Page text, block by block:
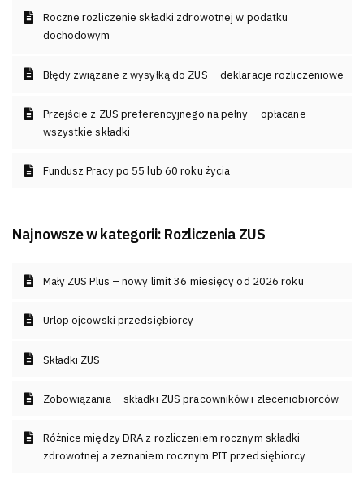
Roczne rozliczenie składki zdrowotnej w podatku
dochodowym
Błędy związane z wysyłką do ZUS – deklaracje rozliczeniowe
Przejście z ZUS preferencyjnego na pełny – opłacane
wszystkie składki
Fundusz Pracy po 55 lub 60 roku życia
Najnowsze w kategorii: Rozliczenia ZUS
Mały ZUS Plus – nowy limit 36 miesięcy od 2026 roku
Urlop ojcowski przedsiębiorcy
Składki ZUS
Zobowiązania – składki ZUS pracowników i zleceniobiorców
Różnice między DRA z rozliczeniem rocznym składki
zdrowotnej a zeznaniem rocznym PIT przedsiębiorcy